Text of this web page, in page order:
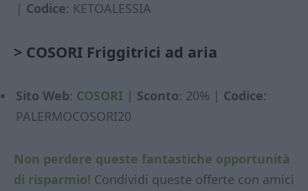
| Codice: KETOALESSIA
> COSORI Friggitrici ad aria
Sito Web: COSORI | Sconto: 20% | Codice:
PALERMOCOSORI20
Non perdere queste fantastiche opportunità
di risparmio! Condividi queste offerte con amici